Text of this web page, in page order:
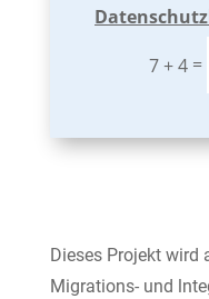
7 + 4 =
Dieses Projekt wird
Migrations- und